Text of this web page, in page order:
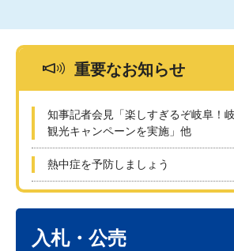
重要なお知らせ
知事記者会見「楽しすぎるぞ岐阜！
観光キャンペーンを実施」他
熱中症を予防しましょう
入札・公売